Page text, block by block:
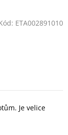
ETA002891010
Je velice